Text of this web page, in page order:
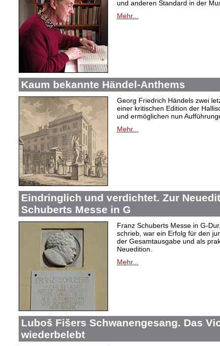
und anderen Standard in der
Mehr...
Kaum bekannte Händel-Anthems
Georg Friedrich Händels zwei
einer kritischen Edition der
und ermöglichen nun
Mehr...
Eindringlich und verdichtet. Zur
Schuberts Messe in G
Franz Schuberts Messe in G-
schrieb, war ein Erfolg für den
der Gesamtausgabe und als
Neuedition.
Mehr...
Luboš Fišers Schwanengesang. Das
wiederbelebt